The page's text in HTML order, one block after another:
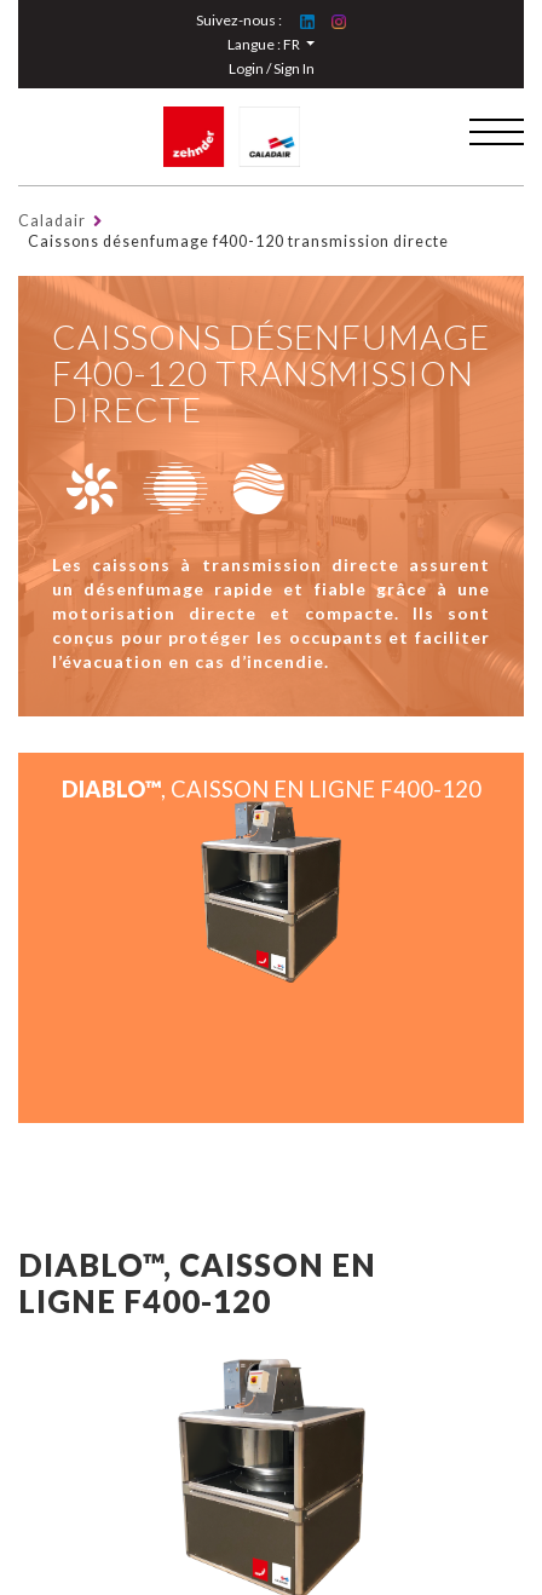
Suivez-nous :
Langue :FR
Login / Sign In
Caladair
Caissons désenfumage f400-120 transmission directe
CAISSONS DÉSENFUMAGE
F400-120 TRANSMISSION
DIRECTE
Les caissons à transmission directe assurent
un désenfumage rapide et fiable grâce à une
motorisation directe et compacte. Ils sont
conçus pour protéger les occupants et faciliter
l’évacuation en cas d’incendie.
DIABLO™, CAISSON EN LIGNE F400-120
DIABLO™, CAISSON EN
LIGNE F400-120
Cookies management panel